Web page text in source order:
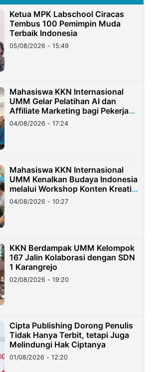
Ketua MPK Labschool Ciracas
Tembus 100 Pemimpin Muda
Terbaik Indonesia
05/08/2026 - 15:49
Mahasiswa KKN Internasional
UMM Gelar Pelatihan AI dan
Affiliate Marketing bagi Pekerja
Migran Indonesia di Taiwan
04/08/2026 - 17:24
Mahasiswa KKN Internasional
UMM Kenalkan Budaya Indonesia
melalui Workshop Konten Kreatif
di Taiwan
04/08/2026 - 10:27
KKN Berdampak UMM Kelompok
167 Jalin Kolaborasi dengan SDN
1 Karangrejo
02/08/2026 - 19:20
Cipta Publishing Dorong Penulis
Tidak Hanya Terbit, tetapi Juga
Melindungi Hak Ciptanya
01/08/2026 - 12:20